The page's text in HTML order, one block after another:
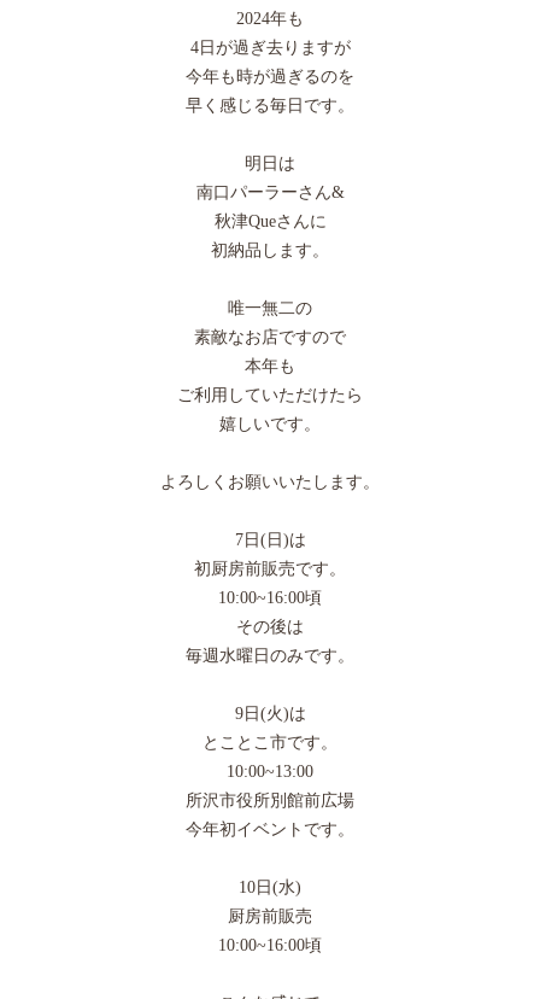
2024年も
4日が過ぎ去りますが
今年も時が過ぎるのを
早く感じる毎日です。
明日は
南口パーラーさん&
秋津Queさんに
初納品します。
唯一無二の
素敵なお店ですので
本年も
ご利用していただけたら
嬉しいです。
よろしくお願いいたします。
7日(日)は
初厨房前販売です。
10:00~16:00頃
その後は
毎週水曜日のみです。
9日(火)は
とことこ市です。
10:00~13:00
所沢市役所別館前広場
今年初イベントです。
10日(水)
厨房前販売
10:00~16:00頃